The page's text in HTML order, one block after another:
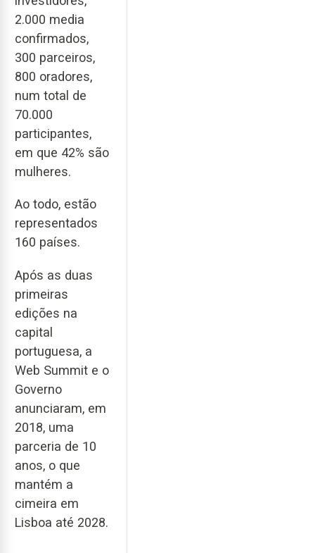
2.000 media
confirmados,
300 parceiros,
800 oradores,
num total de
70.000
participantes,
em que 42% são
mulheres.
Ao todo, estão
representados
160 países.
Após as duas
primeiras
edições na
capital
portuguesa, a
Web Summit e o
Governo
anunciaram, em
2018, uma
parceria de 10
anos, o que
mantém a
cimeira em
Lisboa até 2028.